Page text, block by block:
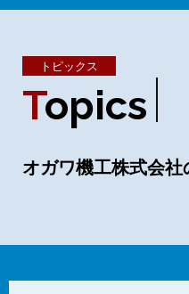
トピックス
TOPICS
オガワ機工株式会社